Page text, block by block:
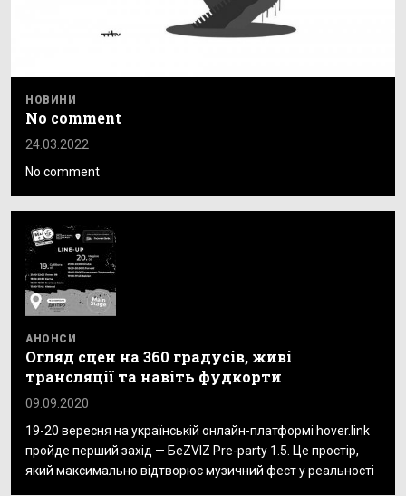
НОВИНИ
No comment
24.03.2022
No comment
АНОНСИ
Огляд сцен на 360 градусів, живі
трансляції та навіть фудкорти
09.09.2020
19-20 вересня на українській онлайн-платформі hover.link
пройде перший захід — БеZVIZ Pre-party 1.5. Це простір,
який максимально відтворює музичний фест у реальності